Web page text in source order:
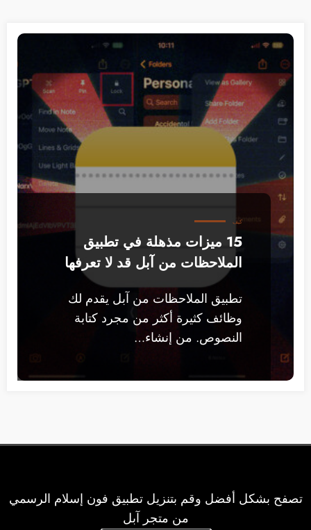
كيف
15 ميزات مذهلة في تطبيق
الملاحظات من آبل قد لا تعرفها
تطبيق الملاحظات من آبل يقدم لك
وظائف كثيرة أكثر من مجرد كتابة
النصوص. من إنشاء…
تصفح بشكل أفضل وقم بتنزيل تطبيق فون إسلام الرسمي
من متجر آبل